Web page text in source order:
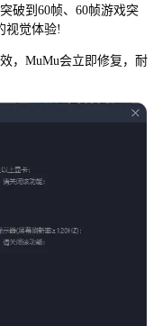
破到60帧、60帧游戏突
视觉体验!
MuMu会立即修复，耐